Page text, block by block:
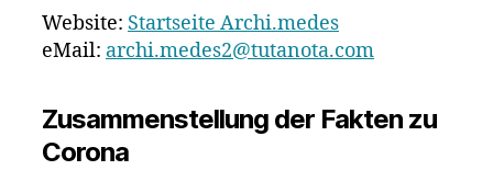
Website: Startseite Archi.medes
eMail: archi.medes2@tutanota.com
Zusammenstellung der Fakten zu
Corona